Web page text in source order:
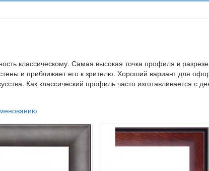
классическому. Самая высокая точка профиля в
и приближает его к зрителю. Хороший вариант для
Как классический профиль часто изготавливается с